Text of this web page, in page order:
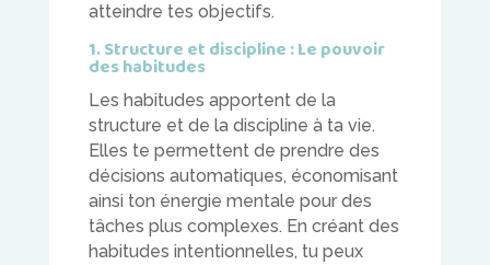
atteindre tes objectifs.
1. Structure et discipline : Le pouvoir
des habitudes
Les habitudes apportent de la
structure et de la discipline à ta vie.
Elles te permettent de prendre des
décisions automatiques, économisant
ainsi ton énergie mentale pour des
tâches plus complexes. En créant des
habitudes intentionnelles, tu peux